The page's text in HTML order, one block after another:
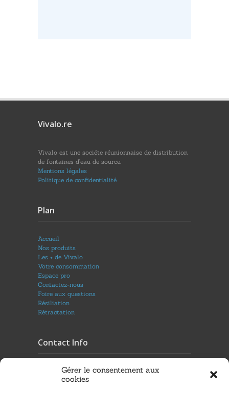
Gérer le consentement aux
cookies
Vivalo.re
Vivalo est une sociéte réunionnaise de distribution
de fontaines d'eau de source.
Mentions légales
Politique de confidentialité
Plan
Accueil
Nos produits
Les + de Vivalo
Votre consommation
Espace pro
Contactez-nous
Foire aux questions
Résiliation
Rétractation
Contact Info
Adresse:
Sainte-Marie : 61 rue André Lardy 97438,